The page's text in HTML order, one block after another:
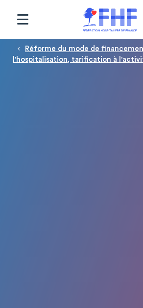
Fil d'Ariane
Réforme du mode de
l'hospitalisation, tarification à
Panneau de gestion des cookies